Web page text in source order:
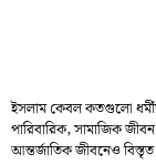
ইসলাম কেবল কতগুলো ধর্মীয়
পারিবারিক, সামাজিক
আন্তর্জাতিক জীবনেও